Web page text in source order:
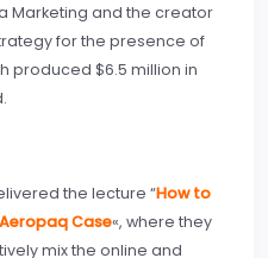
Marketing and the creator
for the presence of
produced $6.5 million in
the lecture “How to
Case«, where they
mix the online and